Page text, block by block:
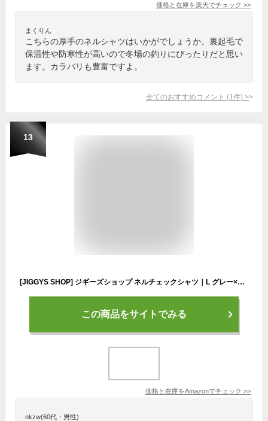
価格と在庫を楽天でチェック >>
まくりん
こちらの厚手のネルシャツはいかがでしょうか。裏起毛で
保温性や防寒性が高いので冬場の釣りにぴったりだと思い
ます。カラバリも豊富ですよ。
全てのおすすめコメント (1 件) >
13
[JIGGYS SHOP] ジギーズショップ ネルチェックシャツ｜L グレー×ネイビー メンズ トップス シャツ チェックシャツ 柄シャツ 長袖 ネルシャツ カジュアル 秋服 冬服 春服 綿100％ コットン 大人 シンプル 定番 王道 万能 着回し 起毛 オールシーズン
この商品をサイトでみる
価格と在庫をAmazonでチェック >>
nkzw(60代・男性)